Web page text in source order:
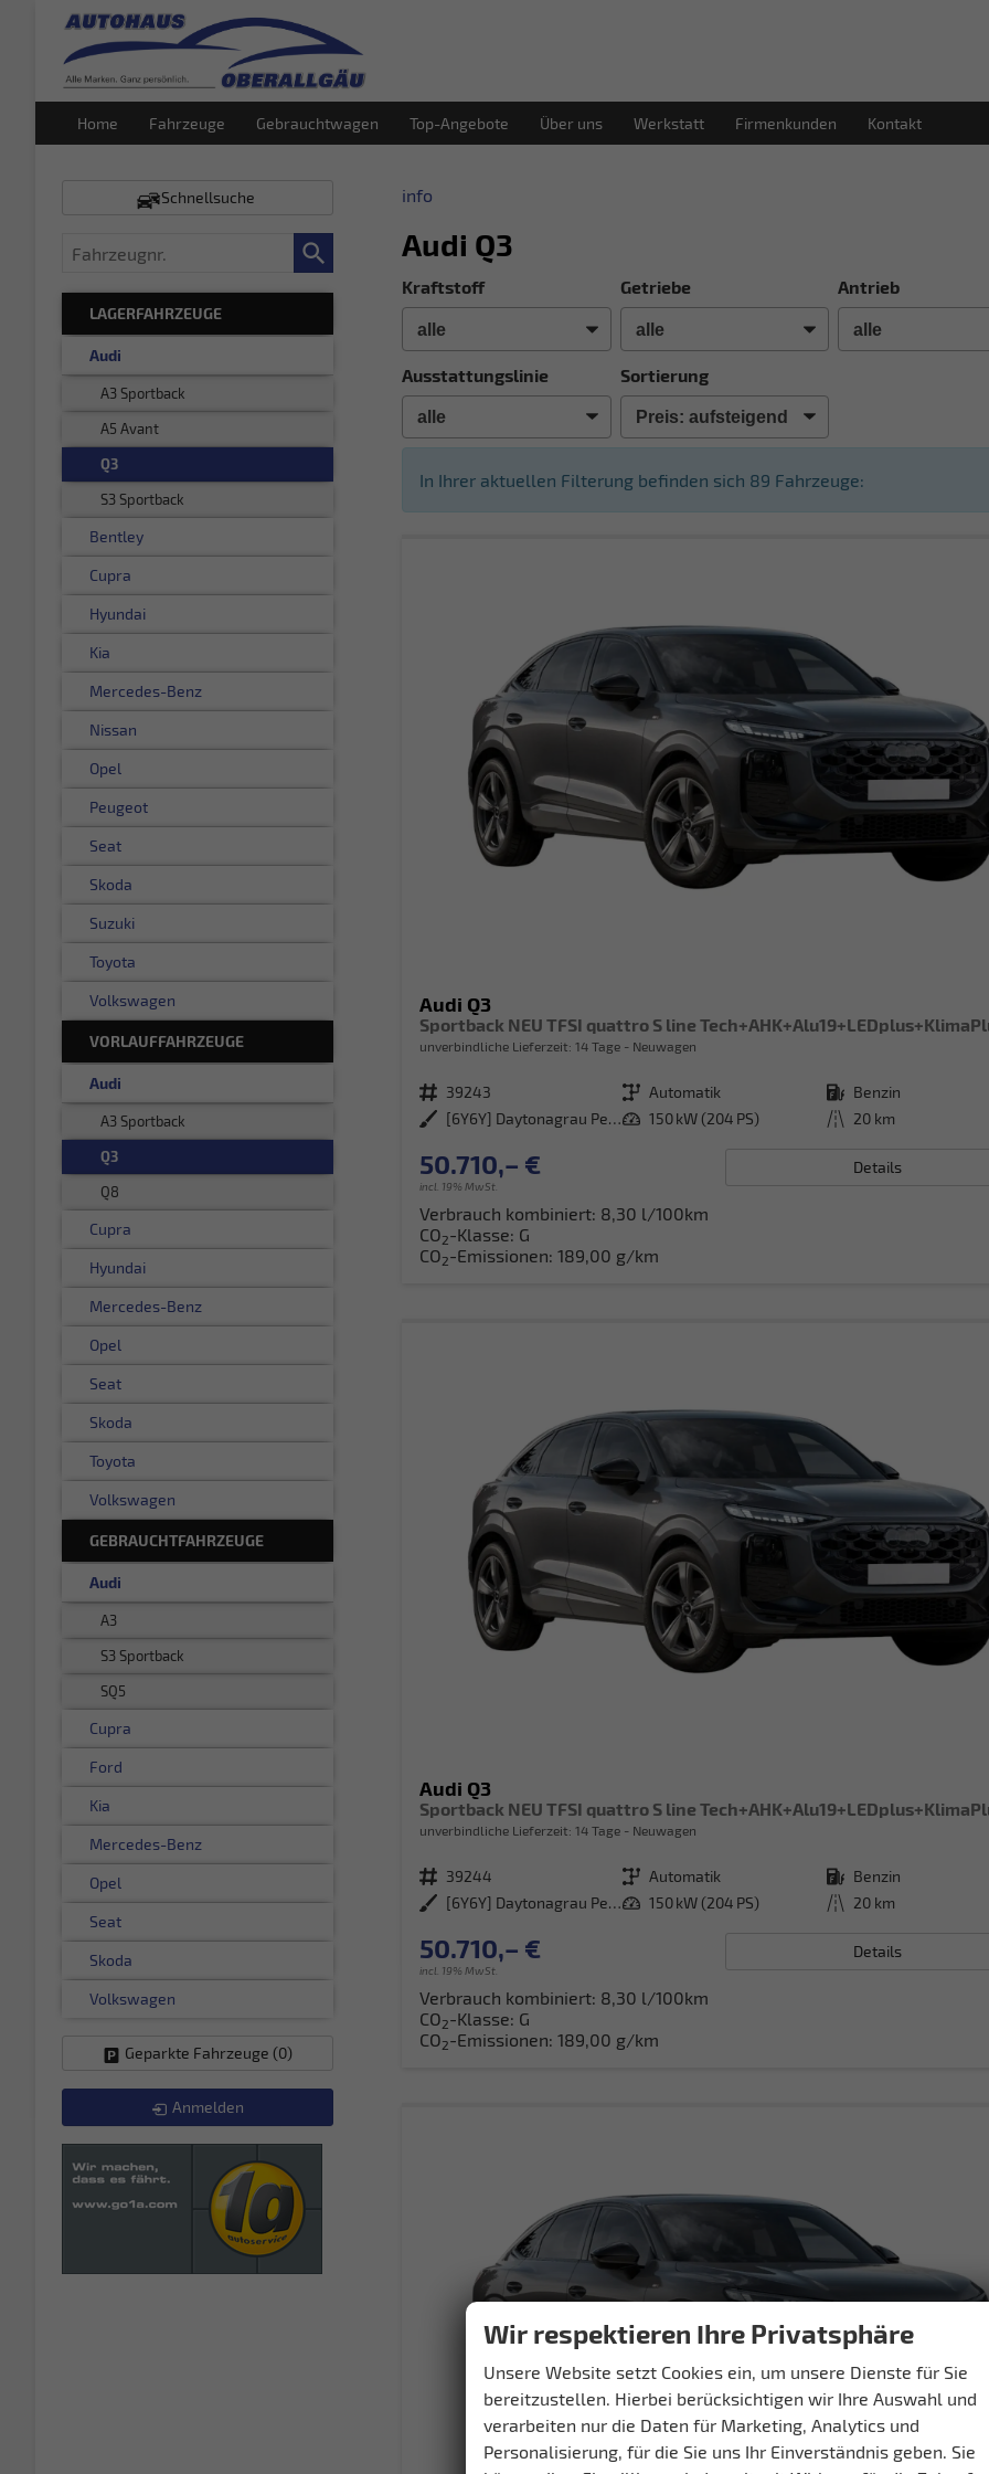
Home Fahrzeuge Gebrauchtwagen Top-Angebote Über uns Werkstatt Firmenkunden Kontakt
info
Audi Q3
Kraftstoff Getriebe Antrieb
Ausstattungslinie Sortierung
In Ihrer aktuellen Filterung befinden sich 89 Fahrzeuge:
Audi Q3
unverbindliche Lieferzeit: 14 Tage Neuwagen
Fahrzeugnr. 39243 Getriebe Automatik Kraftstoff Benzin
Außenfarbe
[6Y6Y] Daytonagrau Perleffekt Leistung 150 kW (204 PS) Kilometerstand 20 km
50.710,– €
incl. 19% MwSt.
Details
Verbrauch kombiniert: 8,30 l/100km
CO2-Klasse: G
CO2-Emissionen: 189,00 g/km
Audi Q3
unverbindliche Lieferzeit: 14 Tage Neuwagen
Fahrzeugnr. 39244 Getriebe Automatik Kraftstoff Benzin
Außenfarbe
[6Y6Y] Daytonagrau Perleffekt Leistung 150 kW (204 PS) Kilometerstand 20 km
50.710,– €
incl. 19% MwSt.
Details
Verbrauch kombiniert: 8,30 l/100km
CO2-Klasse: G
CO2-Emissionen: 189,00 g/km
Schnellsuche
Fahrzeugnr.
LAGERFAHRZEUGE
Audi
A3 Sportback
A5 Avant
Q3
S3 Sportback
Bentley
Cupra
Hyundai
Kia
Mercedes-Benz
Nissan
Opel
Peugeot
Seat
Skoda
Suzuki
Toyota
Volkswagen
VORLAUFFAHRZEUGE
Audi
A3 Sportback
Q3
Q8
Cupra
Hyundai
Mercedes-Benz
Opel
Seat
Skoda
Toyota
Volkswagen
GEBRAUCHTFAHRZEUGE
Audi
A3
S3 Sportback
SQ5
Cupra
Ford
Kia
Mercedes-Benz
Opel
Seat
Skoda
Volkswagen
Geparkte Fahrzeuge (0)
Anmelden
Wir respektieren Ihre Privatsphäre
Unsere Website setzt Cookies ein, um unsere Dienste für Sie
bereitzustellen. Hierbei berücksichtigen wir Ihre Auswahl und
verarbeiten nur die Daten für Marketing, Analytics und
Personalisierung, für die Sie uns Ihr Einverständnis geben. Sie